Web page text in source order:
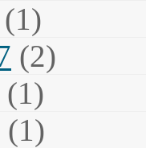
(1)
(2)
(1)
(1)